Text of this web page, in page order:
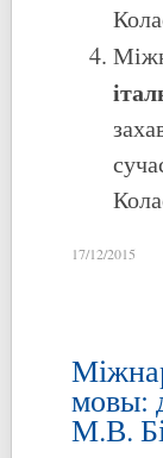
17/12/2015
мовы:
М.В.